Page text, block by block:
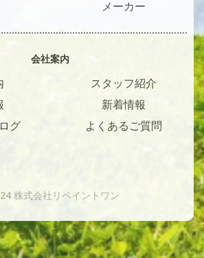
メーカー
会社案内
スタッフ紹介
新着情報
グ
よくあるご質問
株式会社リペイントワン